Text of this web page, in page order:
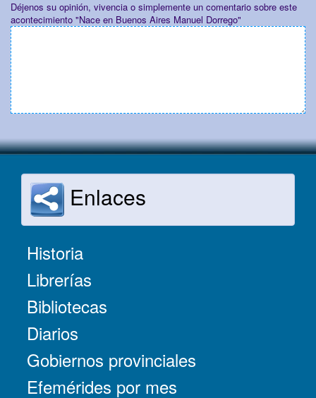
Déjenos su opinión, vivencia o simplemente un comentario sobre este
acontecimiento "Nace en Buenos Aires Manuel Dorrego"
Enlaces
Historia
Librerías
Bibliotecas
Diarios
Gobiernos provinciales
Efemérides por mes